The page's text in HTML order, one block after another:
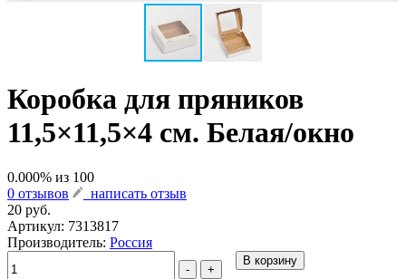
Коробка для пряников
11,5×11,5×4 см. Белая/окно
0.000% из 100
0 отзывов
написать отзыв
20 руб.
Артикул: 7313817
Производитель: Россия
- +
В корзину